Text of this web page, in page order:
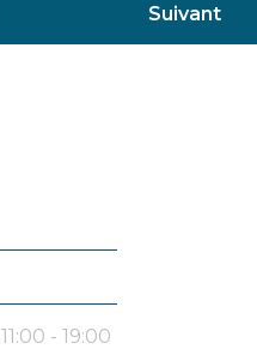
Suivant
11:00 - 19:00